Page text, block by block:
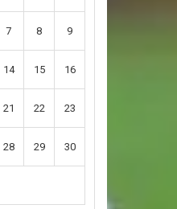
7 8 9
14 15 16
21 22 23
28 29 30